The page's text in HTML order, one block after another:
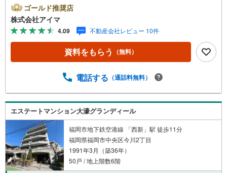
K。専有約38平米。■住戸の条件東南向きのお住まいです。
■ペットについて小型犬の飼育をご相談いただけます（管理
規約によります）■共用部・暮らしエレベーター2基。24時
間ゴミ出し可。駐輪場あり。■キッチン・水まわり食器洗乾
燥機・3口以上のコンロ・追焚機能・浴室乾燥機を備えま
す。■収納ウォークインクロゼット・クロゼット3ヶ所・玄
ション・新築一戸建ての専門店です大手ネット銀行はじめ
も夜間もご見学OK/ご自宅・最寄り駅まで送迎無料/オンラ
イン相談OK「見るだけ」「ローン相談だけ」でも歓迎しま
す他社でローンが難しいと言われた方、転職後で審査にご
不安の方もご相談くださいお住まい探しのご相談だけでも
承っております
ゴールド推奨店
株式会社アイマ
4.09 不動産会社レビュー 10件
資料をもらう （無料）
電話する （通話料無料）
エステートマンション大濠グランディール
福岡市地下鉄空港線 「西新」駅 徒歩11分
福岡県福岡市中央区今川2丁目
1991年3月（築36年）
50戸 / 地上階数6階